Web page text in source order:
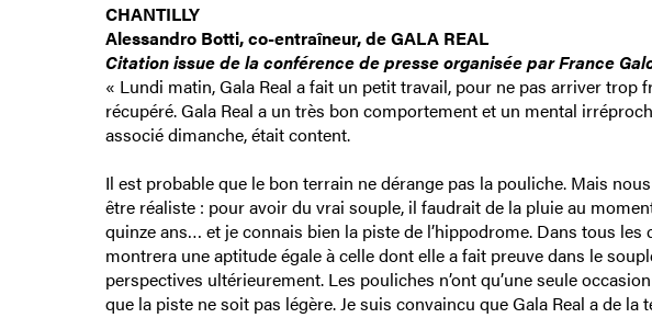
CHANTILLY
Alessandro Botti, co-entraîneur, de GALA REAL
Citation issue de la conférence de presse organisée par France
« Lundi matin, Gala Real a fait un petit travail, pour ne pas arriver trop
récupéré. Gala Real a un très bon comportement et un mental
associé dimanche, était content.
Il est probable que le bon terrain ne dérange pas la pouliche. Mais
être réaliste : pour avoir du vrai souple, il faudrait de la pluie au
quinze ans… et je connais bien la piste de l’hippodrome. Dans tous les
montrera une aptitude égale à celle dont elle a fait preuve dans le
perspectives ultérieurement. Les pouliches n’ont qu’une seule
que la piste ne soit pas légère. Je suis convaincu que Gala Real a de la